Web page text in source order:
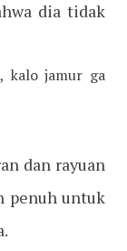
dia tidak
kalo jamur ga
dan rayuan
penuh untuk